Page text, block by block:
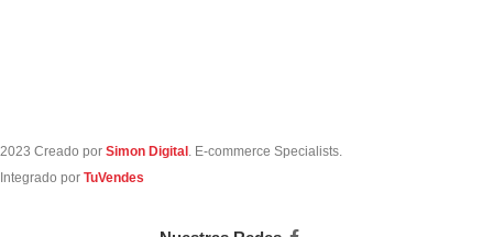
2023 Creado por Simon Digital . E-commerce Specialists.
Integrado por TuVendes